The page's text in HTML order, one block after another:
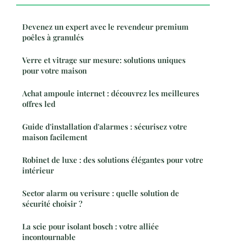
Devenez un expert avec le revendeur premium
poêles à granulés
Verre et vitrage sur mesure: solutions uniques
pour votre maison
Achat ampoule internet : découvrez les meilleures
offres led
Guide d'installation d'alarmes : sécurisez votre
maison facilement
Robinet de luxe : des solutions élégantes pour votre
intérieur
Sector alarm ou verisure : quelle solution de
sécurité choisir ?
La scie pour isolant bosch : votre alliée
incontournable